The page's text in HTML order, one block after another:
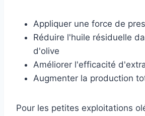
Appliquer une force de
Réduire l'huile résiduelle
d'olive
Améliorer l'efficacité
Augmenter la production
Pour les petites exploitations